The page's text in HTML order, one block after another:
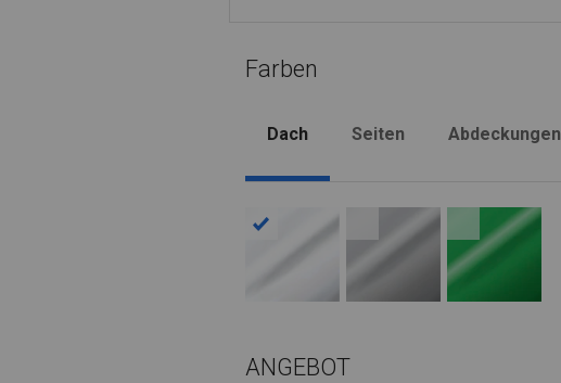
Farben
Dach Seiten Abdeckungen
ANGEBOT